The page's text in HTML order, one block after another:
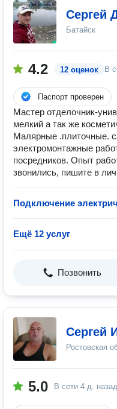
Сергей
Батайск
4.2 12 оценок В
Паспорт проверен
Мастер отделочник-
мелкий а так же
Малярные .плиточные.
электромонтажные
посредников. Опыт
звонились, пишите в
Подключение
Ещё 12 услуг
Позвонить
Сергей
Ростовская
5.0 В сети 4 д. назад